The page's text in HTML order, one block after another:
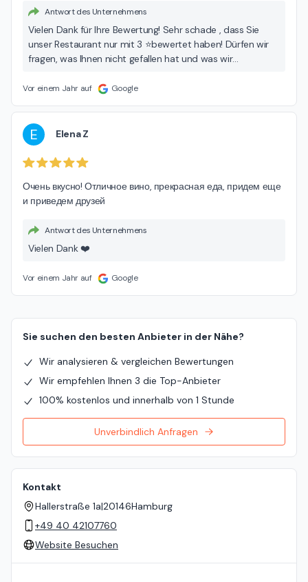
Antwort des Unternehmens
Vielen Dank für Ihre Bewertung! Sehr schade , dass Sie
unser Restaurant nur mit 3 ⭐️bewertet haben! Dürfen wir
fragen, was Ihnen nicht gefallen hat und was wir
wichtig. Danke❤️
Vor einem Jahr auf Google
E Elena Z
Очень вкусно! Отличное вино, прекрасная еда, придем еще
и приведем друзей
Antwort des Unternehmens
Vielen Dank ❤️
Vor einem Jahr auf Google
Sie suchen den besten Anbieter in der Nähe?
Wir analysieren & vergleichen Bewertungen
Wir empfehlen Ihnen 3 die Top-Anbieter
100% kostenlos und innerhalb von 1 Stunde
Unverbindlich Anfragen
Kontakt
Hallerstraße 1a|20146Hamburg
+49 40 42107760
Website Besuchen